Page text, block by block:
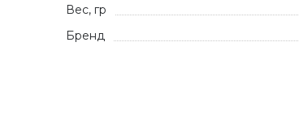
Вес, гр
Бренд